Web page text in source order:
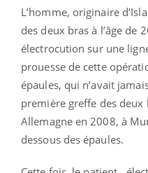
L’homme, originaire
des deux bras à l’âge de
électrocution sur une
prouesse de cette
épaules, qui n’avait
première greffe des deux
Allemagne en 2008, à
dessous des épaules.